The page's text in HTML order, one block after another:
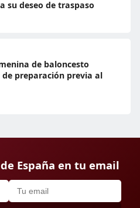
su deseo de traspaso
de baloncesto
preparación previa al
España en tu email